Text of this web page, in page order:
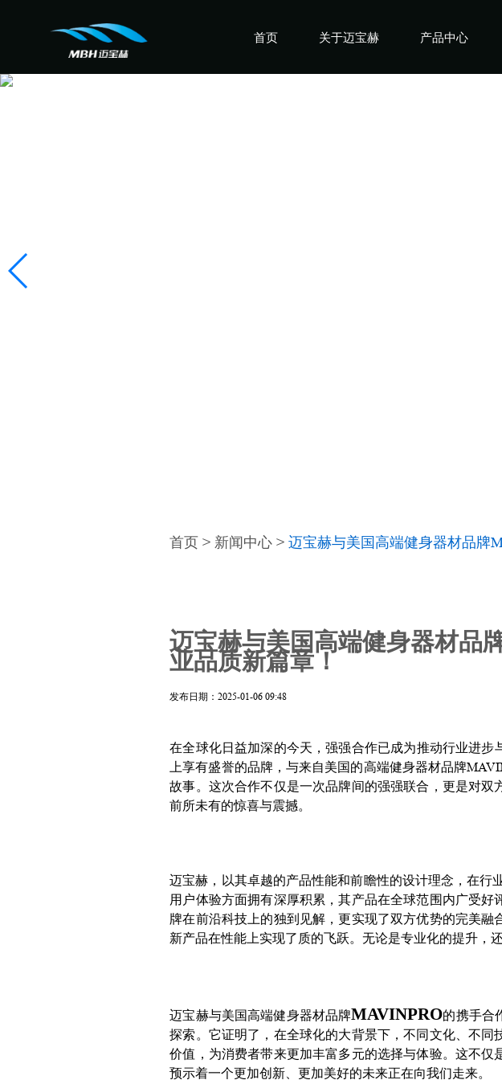
首页 关于迈宝赫 产品中心
首页 > 新闻中心 >迈宝赫与美国高端健身器材品牌
迈宝赫与美国高端健身器材品
业品质新篇章！
发布日期：2025-01-06 09:48
在全球化日益加深的今天，强强合作已成为推动行业进
上享有盛誉的品牌，与来自美国的高端健身器材品牌
故事。这次合作不仅是一次品牌间的强强联合，更是对
前所未有的惊喜与震撼。
迈宝赫，以其卓越的产品性能和前瞻性的设计理念，在
用户体验方面拥有深厚积累，其产品在全球范围内广受
牌在前沿科技上的独到见解，更实现了双方优势的完美
新产品在性能上实现了质的飞跃。无论是专业化的提升，
迈宝赫与美国高端健身器材品牌MAVINPRO的携手合
探索。它证明了，在全球化的大背景下，不同文化、不
价值，为消费者带来更加丰富多元的选择与体验。这不
预示着一个更加创新、更加美好的未来正在向我们走来。